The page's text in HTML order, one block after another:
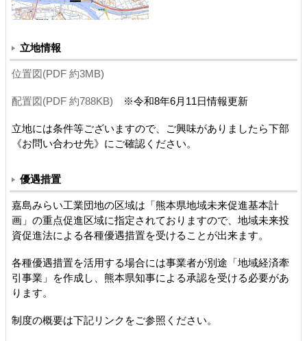
立地情報
位置図(PDF 約3MB)
配置図(PDF 約788KB) ※令和8年6月11日情報更新
立地には条件等ございますので、ご興味がありましたら下部
《お問い合わせ先》にご確認ください。
優遇措置
嘉島みらい工業団地の区域は「熊本県地域未来促進基本計
画」の重点促進区域に指定されておりますので、地域未来投
資促進法による各種優遇措置を受けることが出来ます。
各種優遇措置を活用する場合には事業者が別途「地域経済牽
引事業」を作成し、熊本県知事による承認を受ける必要があ
ります。
制度の概要は下記リンクをご参照ください。